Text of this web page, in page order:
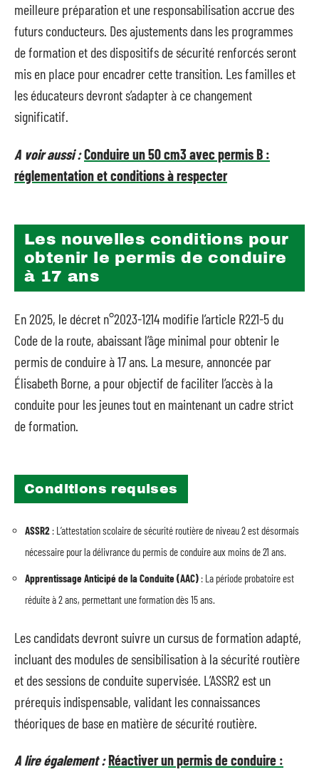
meilleure préparation et une responsabilisation accrue des
futurs conducteurs. Des ajustements dans les programmes
de formation et des dispositifs de sécurité renforcés seront
mis en place pour encadrer cette transition. Les familles et
les éducateurs devront s’adapter à ce changement
significatif.
A voir aussi :Conduire un 50 cm3 avec permis B :
réglementation et conditions à respecter
Les nouvelles conditions pour
obtenir le permis de conduire
à 17 ans
En 2025, le décret n°2023-1214 modifie l’article R221-5 du
Code de la route, abaissant l’âge minimal pour obtenir le
permis de conduire à 17 ans. La mesure, annoncée par
Élisabeth Borne, a pour objectif de faciliter l’accès à la
conduite pour les jeunes tout en maintenant un cadre strict
de formation.
Conditions requises
ASSR2 : L’attestation scolaire de sécurité routière de niveau 2 est désormais
nécessaire pour la délivrance du permis de conduire aux moins de 21 ans.
Apprentissage Anticipé de la Conduite (AAC) : La période probatoire est
réduite à 2 ans, permettant une formation dès 15 ans.
Les candidats devront suivre un cursus de formation adapté,
incluant des modules de sensibilisation à la sécurité routière
et des sessions de conduite supervisée. L’ASSR2 est un
prérequis indispensable, validant les connaissances
théoriques de base en matière de sécurité routière.
A lire également :Réactiver un permis de conduire :